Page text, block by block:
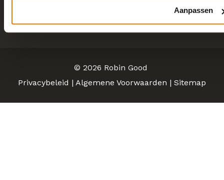
Aanpassen
© 2026 Robin Good
Privacybeleid | Algemene Voorwaarden | Sitemap